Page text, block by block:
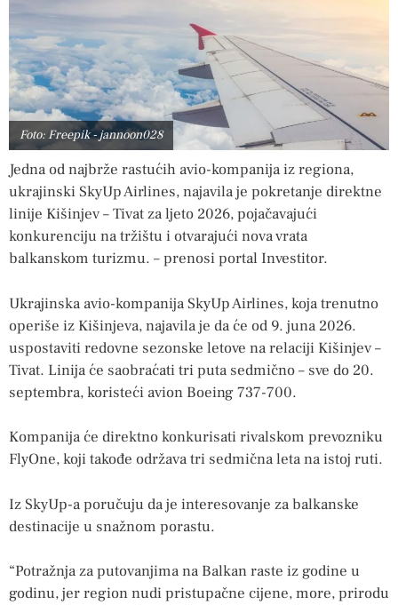
Foto: Freepik - jannoon028
Jedna od najbrže rastućih avio-kompanija iz regiona,
ukrajinski SkyUp Airlines, najavila je pokretanje direktne
linije Kišinjev – Tivat za ljeto 2026, pojačavajući
konkurenciju na tržištu i otvarajući nova vrata
balkanskom turizmu. – prenosi portal Investitor.
Ukrajinska avio-kompanija SkyUp Airlines, koja trenutno
operiše iz Kišinjeva, najavila je da će od 9. juna 2026.
uspostaviti redovne sezonske letove na relaciji Kišinjev –
Tivat. Linija će saobraćati tri puta sedmično – sve do 20.
septembra, koristeći avion Boeing 737-700.
Kompanija će direktno konkurisati rivalskom prevozniku
FlyOne, koji takođe održava tri sedmična leta na istoj ruti.
Iz SkyUp-a poručuju da je interesovanje za balkanske
destinacije u snažnom porastu.
“Potražnja za putovanjima na Balkan raste iz godine u
godinu, jer region nudi pristupačne cijene, more, prirodu